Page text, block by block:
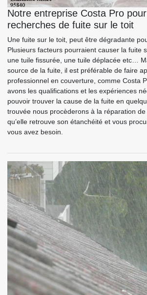
Notre entreprise Costa Pro
recherches de fuite sur le toit
Une fuite sur le toit, peut être dégradante
Plusieurs facteurs pourraient causer la fuite
une tuile fissurée, une tuile déplacée etc…
source de la fuite, il est préférable de faire
professionnel en couverture, comme Costa
avons les qualifications et les expériences
pouvoir trouver la cause de la fuite en
trouvée nous procèderons à la réparation
qu’elle retrouve son étanchéité et vous
vous avez besoin.